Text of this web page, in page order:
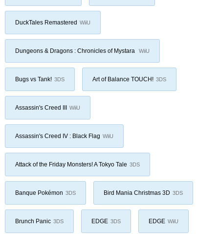
DuckTales Remastered WiiU
Dungeons & Dragons : Chronicles of Mystara WiiU
Bugs vs Tank! 3DS Art of Balance TOUCH! 3DS
Assassin's Creed III WiiU
Assassin's Creed IV : Black Flag WiiU
Attack of the Friday Monsters! A Tokyo Tale 3DS
Banque Pokémon 3DS Bird Mania Christmas 3D 3DS
Brunch Panic 3DS EDGE 3DS EDGE WiiU